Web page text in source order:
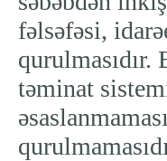
fəlsəfəsi,
təminat